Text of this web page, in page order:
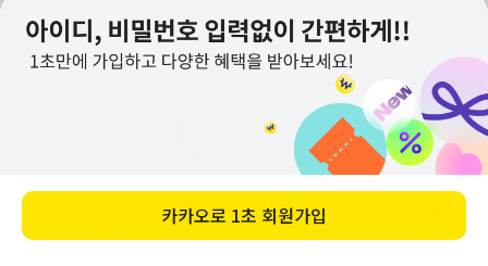
도매전용몰
카카오로 1초 회원가입